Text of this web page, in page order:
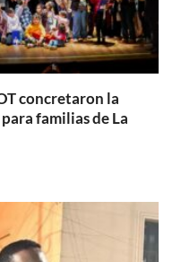
concretaron la
familias de La